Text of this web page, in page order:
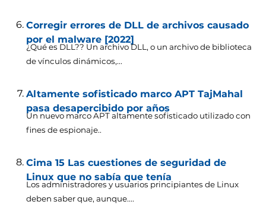
Corregir errores de DLL de archivos causado
por el malware [2022]
¿Qué es DLL?? Un archivo DLL, o un archivo de biblioteca
de vínculos dinámicos,...
Altamente sofisticado marco APT TajMahal
pasa desapercibido por años
Un nuevo marco APT altamente sofisticado utilizado con
fines de espionaje..
Cima 15 Las cuestiones de seguridad de
Linux que no sabía que tenía
Los administradores y usuarios principiantes de Linux
deben saber que, aunque....